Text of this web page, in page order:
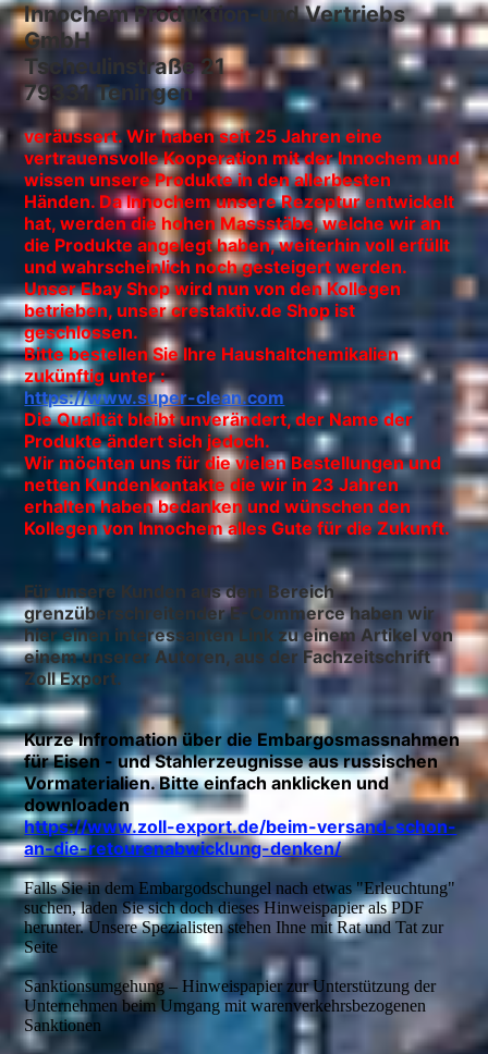
Innochem Produktion-und Vertriebs
GmbH
Tscheulinstraße 21
79331 Teningen
veräussert. Wir haben seit 25 Jahren eine
vertrauensvolle Kooperation mit der Innochem und
wissen unsere Produkte in den allerbesten
Händen. Da Innochem unsere Rezeptur entwickelt
hat, werden die hohen Massstäbe, welche wir an
die Produkte angelegt haben, weiterhin voll erfüllt
und wahrscheinlich noch gesteigert werden.
Unser Ebay Shop wird nun von den Kollegen
betrieben, unser crestaktiv.de Shop ist
geschlossen.
Bitte bestellen Sie Ihre Haushaltchemikalien
zukünftig unter :
https://www.super-clean.com
Die Qualität bleibt unverändert, der Name der
Produkte ändert sich jedoch.
Wir möchten uns für die vielen Bestellungen und
netten Kundenkontakte die wir in 23 Jahren
erhalten haben bedanken und wünschen den
Kollegen von Innochem alles Gute für die Zukunft.
Für unsere Kunden aus dem Bereich
grenzüberschreitender E-Commerce haben wir
hier einen interessanten Link zu einem Artikel von
einem unserer Autoren, aus der Fachzeitschrift
Zoll Export.
Kurze Infromation über die Embargosmassnahmen
für Eisen - und Stahlerzeugnisse aus russischen
Vormaterialien. Bitte einfach anklicken und
downloaden
https://www.zoll-export.de/beim-versand-schon-
an-die-retourenabwicklung-denken/
Falls Sie in dem Embargodschungel nach etwas "Erleuchtung"
suchen, laden Sie sich doch dieses Hinweispapier als PDF
herunter. Unsere Spezialisten stehen Ihne mit Rat und Tat zur
Seite
Sanktionsumgehung – Hinweispapier zur Unterstützung der
Unternehmen beim Umgang mit warenverkehrsbezogenen
Sanktionen